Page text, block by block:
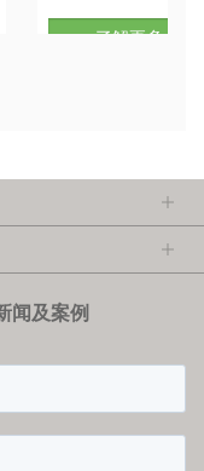
了解更多
闻及案例